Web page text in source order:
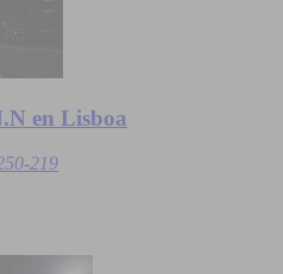
en Lisboa
219